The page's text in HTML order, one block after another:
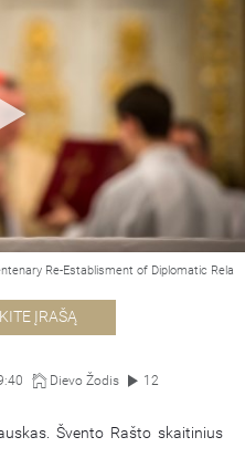
Re-Establisment of Diplomatic
ĮRAŠĄ
Dievo Žodis 12
Švento Rašto skaitinius